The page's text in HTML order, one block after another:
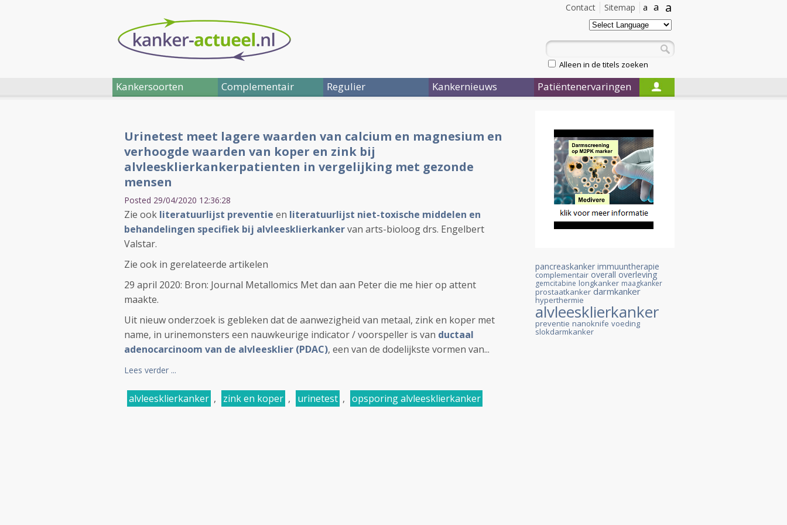
a
a
a
Sitemap
Contact
Alleen in de titels zoeken
Kankersoorten Complementair Regulier Kankernieuws Patiëntenervaringen
Urinetest meet lagere waarden van calcium en magnesium en
verhoogde waarden van koper en zink bij
alvleesklierkankerpatienten in vergelijking met gezonde
mensen
Posted 29/04/2020 12:36:28
Zie ook literatuurlijst preventie en literatuurlijst niet-toxische middelen en
behandelingen specifiek bij alvleesklierkankervan arts-bioloog drs. Engelbert
Valstar.
Zie ook in gerelateerde artikelen
29 april 2020: Bron: Journal Metallomics Met dan aan Peter die me hier op attent
maakte.
Uit nieuw onderzoek is gebleken dat de aanwezigheid van metaal, zink en koper met
name, in urinemonsters een nauwkeurige indicator / voorspeller is van ductaal
adenocarcinoom van de alvleesklier (PDAC), een van de dodelijkste vormen van...
Lees verder ...
alvleesklierkanker , zink en koper , urinetest , opsporing alvleesklierkanker
pancreaskanker immuuntherapie
complementair overall overleving
gemcitabine longkanker maagkanker
prostaatkanker darmkanker
hyperthermie
alvleesklierkanker
preventie nanoknife voeding
slokdarmkanker